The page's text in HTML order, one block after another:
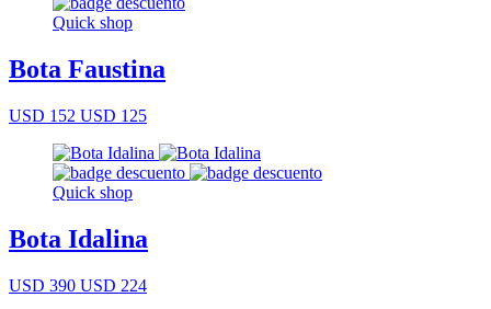
Quick shop
Bota Faustina
USD 152 USD 125
Quick shop
Bota Idalina
USD 390 USD 224